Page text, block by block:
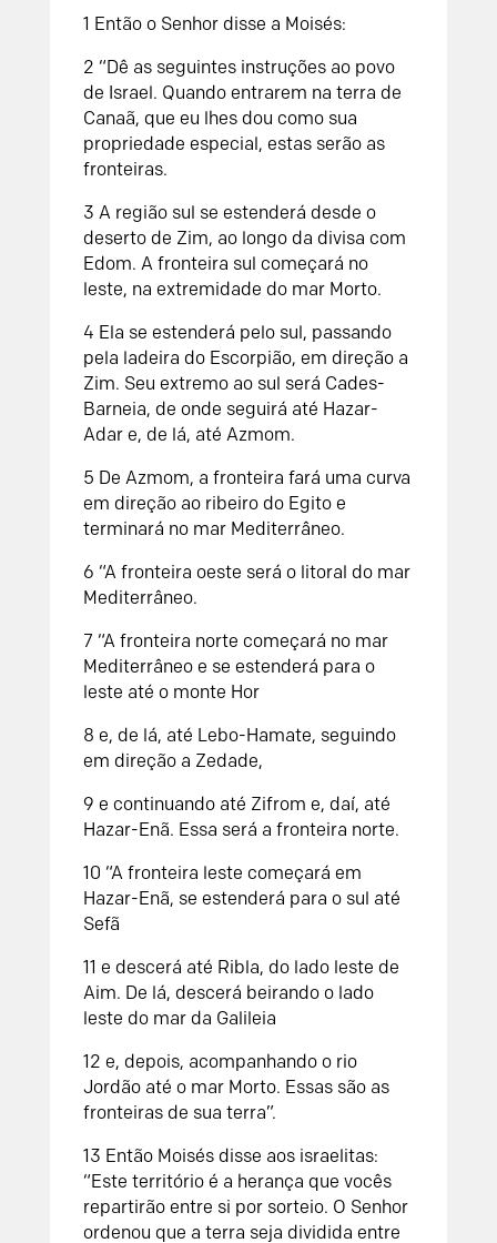
1 Então o Senhor disse a Moisés:
2 “Dê as seguintes instruções ao povo
de Israel. Quando entrarem na terra de
Canaã, que eu lhes dou como sua
propriedade especial, estas serão as
fronteiras.
3 A região sul se estenderá desde o
deserto de Zim, ao longo da divisa com
Edom. A fronteira sul começará no
leste, na extremidade do mar Morto.
4 Ela se estenderá pelo sul, passando
pela ladeira do Escorpião, em direção a
Zim. Seu extremo ao sul será Cades-
Barneia, de onde seguirá até Hazar-
Adar e, de lá, até Azmom.
5 De Azmom, a fronteira fará uma curva
em direção ao ribeiro do Egito e
terminará no mar Mediterrâneo.
6 “A fronteira oeste será o litoral do mar
Mediterrâneo.
7 “A fronteira norte começará no mar
Mediterrâneo e se estenderá para o
leste até o monte Hor
8 e, de lá, até Lebo-Hamate, seguindo
em direção a Zedade,
9 e continuando até Zifrom e, daí, até
Hazar-Enã. Essa será a fronteira norte.
10 “A fronteira leste começará em
Hazar-Enã, se estenderá para o sul até
Sefã
11 e descerá até Ribla, do lado leste de
Aim. De lá, descerá beirando o lado
leste do mar da Galileia
12 e, depois, acompanhando o rio
Jordão até o mar Morto. Essas são as
fronteiras de sua terra”.
13 Então Moisés disse aos israelitas:
“Este território é a herança que vocês
repartirão entre si por sorteio. O Senhor
ordenou que a terra seja dividida entre